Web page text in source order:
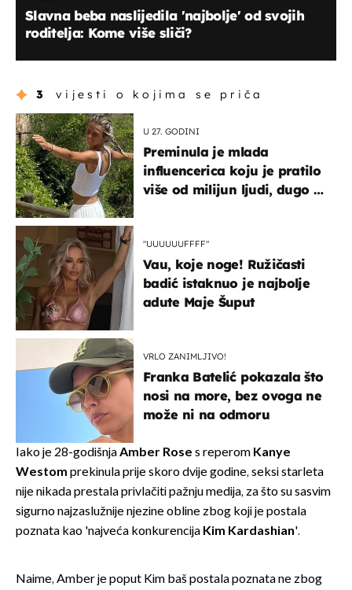
Slavna beba naslijedila 'najbolje' od svojih
roditelja: Kome više sliči?
3 vijesti o kojima se priča
U 27. GODINI
Preminula je mlada
influencerica koju je pratilo
više od milijun ljudi, dugo se
"UUUUUUFFFF"
Vau, koje noge! Ružičasti
badić istaknuo je najbolje
adute Maje Šuput
VRLO ZANIMLJIVO!
Franka Batelić pokazala što
nosi na more, bez ovoga ne
može ni na odmoru
Iako je 28-godišnjaAmber Rose s reperom Kanye
Westom prekinula prije skoro dvije godine, seksi starleta
nije nikada prestala privlačiti pažnju medija, za što su sasvim
sigurno najzaslužnije njezine obline zbog koji je postala
poznata kao 'najveća konkurencija Kim Kardashian'.
Naime, Amber je poput Kim baš postala poznata ne zbog